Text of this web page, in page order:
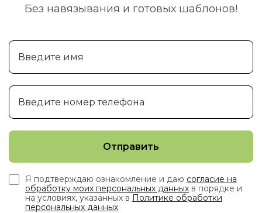
Без навязывания и готовых шаблонов!
Я подтверждаю ознакомление и даю согласие на
обработку моих персональных данных в порядке и
на условиях, указанных в Политике обработки
персональных данных